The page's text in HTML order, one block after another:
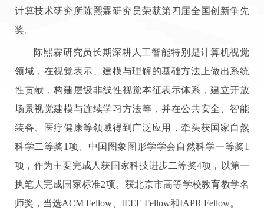
计算技术研究所陈熙霖研究员荣获第四届全国创新争先
奖。
陈熙霖研究员长期深耕人工智能特别是计算机视觉
领域，在视觉表示、建模与理解的基础方法上做出系统
性贡献，构建层级非线性视觉本征表示体系，建立开放
场景视觉建模与连续学习方法等，并在公共安全、智能
装备、医疗健康等领域得到广泛应用，牵头获国家自然
科学二等奖1项、中国图象图形学学会自然科学一等奖1
项，作为主要完成人获国家科技进步二等奖4项，以第一
执笔人完成国家标准2项。获北京市高等学校教育教学名
师奖，当选ACM Fellow、IEEE Fellow和IAPR Fellow。